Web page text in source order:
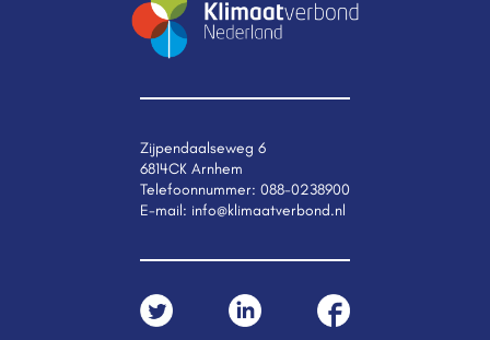
Zijpendaalseweg 6
6814CK Arnhem
Telefoonnummer: 088-0238900
E-mail: info@klimaatverbond.nl